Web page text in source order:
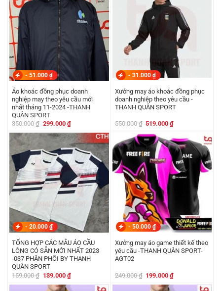
- 51.000 ₫
Áo khoác đồng phục doanh
nghiệp may theo yêu cầu mới
nhất tháng 11-2024 -THANH
QUÂN SPORT
350.000₫ Giá
là:
350.000 ₫.
299.000 ₫Giá
hiện
tại
là:
299.000 ₫.
- 31.000 ₫
Xưởng may áo khoác đồng phục
doanh nghiệp theo yêu cầu -
THANH QUÂN SPORT
550.000₫ Giá
là:
550.000 ₫.
519.000₫Giá
là:
519.000 ₫.
- 20.000 ₫
TỔNG HỢP CÁC MẪU ÁO CẦU
LÔNG CÓ SẴN MỚI NHẤT 2023
-037 PHÂN PHỐI BY THANH
QUÂN SPORT
159.000₫ Giá
là:
139.000 ₫Giá
hiện
tại
- 50.000 ₫
Xưởng may áo game thiết kế theo
yêu cầu -THANH QUÂN SPORT-
AGT02
249.000₫ Giá
là:
199.000₫Giá
tại